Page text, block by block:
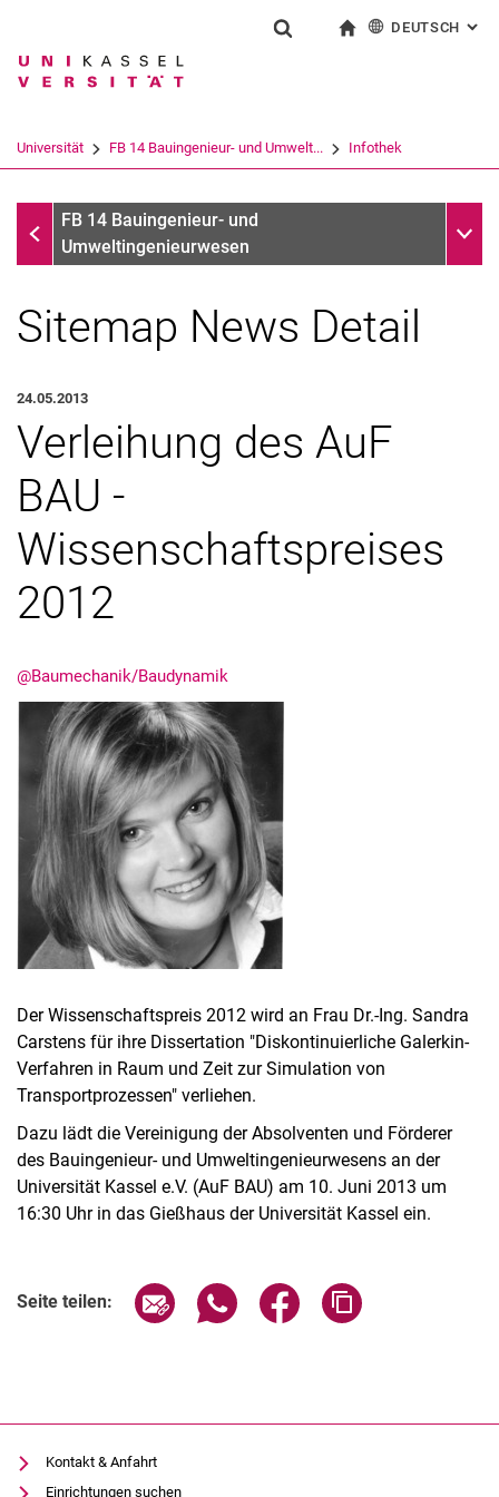
Springe direkt zu: Inhalt
Springe direkt zu: Suche
Springe direkt zu:
Suchbegriff
Suchen (öffnet externen Link in einem
DEUTSCH :
Universität FB 14 Bauingenieur- und Umwelt... Infothek
InfothekFB 14 Bauingenieur- und
Umweltingenieurwesen
Stellenangebote
Alle Termine
Meldungen: Forschung
Meldungen: Stu­di­um
Meldungen: Institute
Infothek: Studienservice
Newswall der Fachgebiete
Suche
Sitemap News Detail
24.05.2013
Verleihung des AuF
BAU -
Wissenschaftspreises
2012
@Baumechanik/Baudynamik
Der Wissenschaftspreis 2012 wird an Frau Dr.-Ing. Sandra
Carstens für ihre Dissertation "Diskontinuierliche Galerkin-
Verfahren in Raum und Zeit zur Simulation von
Transportprozessen" verliehen.
Dazu lädt die Vereinigung der Absolventen und Förderer
des Bauingenieur- und Umweltingenieurwesens an der
Universität Kassel e.V. (AuF BAU) am 10. Juni 2013 um
16:30 Uhr in das Gießhaus der Universität Kassel ein.
Seite teilen: Seite über E-Mail teilen
Seite über WhatsApp teilen
Seite über Facebook
Kontakt & Anfahrt
Einrichtungen suchen